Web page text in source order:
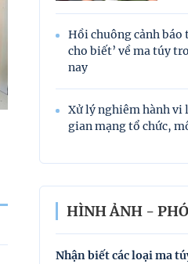
Hồi chuông cảnh báo
cho biết’ về ma túy
nay
Xử lý nghiêm hành vi
gian mạng tổ chức,
HÌNH ẢNH -
Nhận biết các loại ma